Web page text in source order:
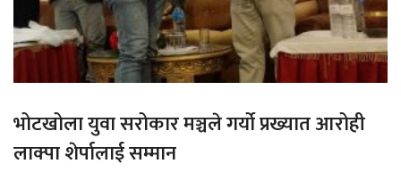
भोटखोला युवा सरोकार मञ्चले गर्यो प्रख्यात आरोही
लाक्पा शेर्पालाई सम्मान